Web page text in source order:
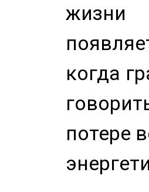
жизни
когда
потере